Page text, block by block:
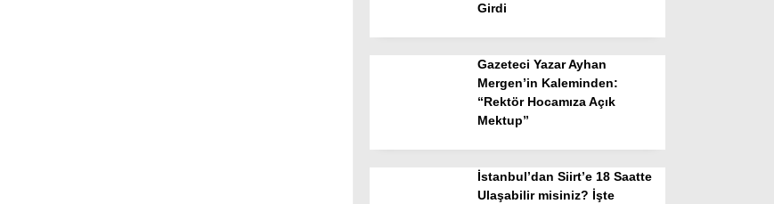
Girdi
Gazeteci Yazar Ayhan
Mergen’in Kaleminden:
“Rektör Hocamıza Açık
Mektup”
İstanbul’dan Siirt’e 18 Saatte
Ulaşabilir misiniz? İşte